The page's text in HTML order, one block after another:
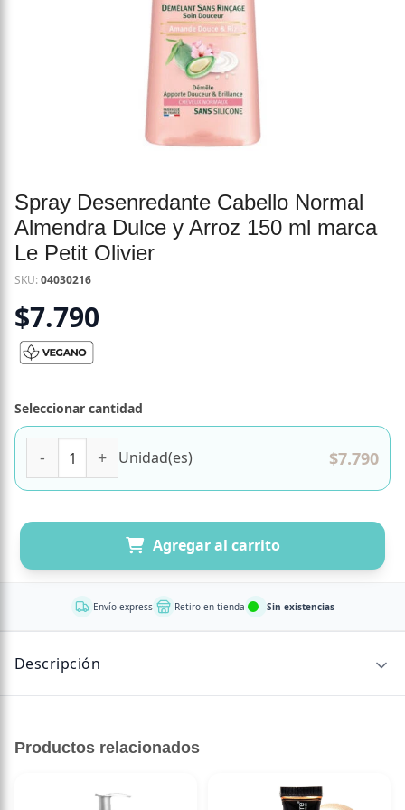
Spray Desenredante Cabello Normal
Almendra Dulce y Arroz 150 ml marca
Le Petit Olivier
SKU:04030216
$7.790
Seleccionar cantidad
Unidad(es) $7.790
Agregar al carrito
Envío express Retiro en tienda Sin existencias
Descripción
Spray desenredante sin enjuague Cabello Normal, con
Productos relacionados